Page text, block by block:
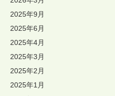
2025年9月
2025年6月
2025年4月
2025年3月
2025年2月
2025年1月